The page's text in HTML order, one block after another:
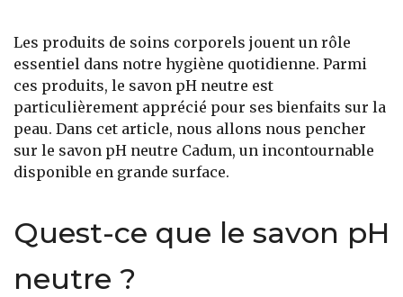
Les produits de soins corporels jouent un rôle
essentiel dans notre hygiène quotidienne. Parmi
ces produits, le savon pH neutre est
particulièrement apprécié pour ses bienfaits sur la
peau. Dans cet article, nous allons nous pencher
sur le savon pH neutre Cadum, un incontournable
disponible en grande surface.
Quest-ce que le savon pH
neutre ?